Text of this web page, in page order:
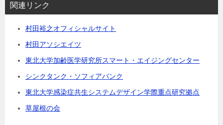
関連リンク
村田裕之オフィシャルサイト
村田アソシエイツ
東北大学加齢医学研究所スマート・エイジングセンター
シンクタンク・ソフィアバンク
東北大学感染症共生システムデザイン学際重点研究拠点
草屋根の会